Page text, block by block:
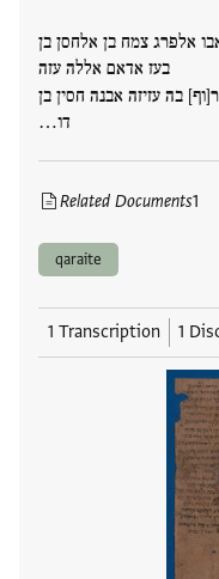
אלפרג צמח בן אלחסן בן
בעז אדאם אללה עזה
בה עזיזה אבנה חסין בן
דו…
Related Documents1
qaraite
1 Transcription 1